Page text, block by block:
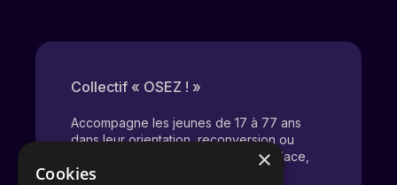
Collectif « OSEZ ! »
Accompagne les jeunes de 17 à 77 ans
dans leur orientation, reconversion ou
évolution pro. Une dynamique d’audace,
d’écoute et de croissance.
×
Cookies